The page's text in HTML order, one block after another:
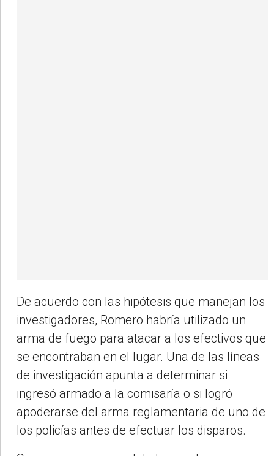
De acuerdo con las hipótesis que manejan los
investigadores, Romero habría utilizado un
arma de fuego para atacar a los efectivos que
se encontraban en el lugar. Una de las líneas
de investigación apunta a determinar si
ingresó armado a la comisaría o si logró
apoderarse del arma reglamentaria de uno de
los policías antes de efectuar los disparos.